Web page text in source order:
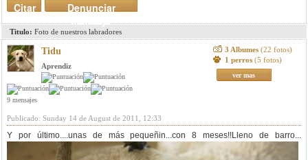
Denunciar
mensaje
Citar
Titulo: Foto de nuestros labradores
Tidu
Aprendiz
9 mensajes
3 Albumes (22 fotos)
1 perros (5 fotos)
ver mas
Publicado: Sunday 14 de August de 2011, 12:33
Y por último....unas de más pequeñin...con 8 meses!!Lleno de barro...